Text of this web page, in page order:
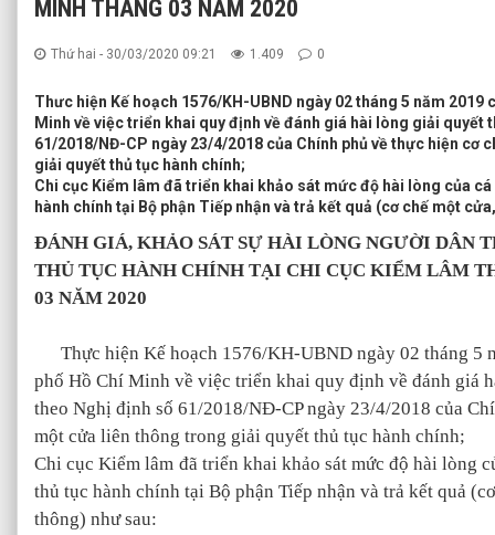
MINH THÁNG 03 NĂM 2020
Thứ hai - 30/03/2020 09:21 1.409 0
Thưc hiện Kế hoạch 1576/KH-UBND ngày 02 tháng 5 năm 2019
Minh về việc triển khai quy định về đánh giá hài lòng giải quyết
61/2018/NĐ-CP ngày 23/4/2018 của Chính phủ về thực hiện cơ
giải quyết thủ tục hành chính;
Chi cục Kiểm lâm đã triển khai khảo sát mức độ hài lòng của
hành chính tại Bộ phận Tiếp nhận và trả kết quả (cơ chế một
ĐÁNH GIÁ, KHẢO SÁT SỰ HÀI LÒNG NGƯỜI DÂN
THỦ TỤC HÀNH CHÍNH TẠI CHI CỤC KIỂM LÂM
03 NĂM 2020
Thực hiện Kế hoạch 1576/KH-UBND ngày 02 tháng 5
phố Hồ Chí Minh về việc triển khai quy định về đánh giá
theo Nghị định số 61/2018/NĐ-CP ngày 23/4/2018 của
một cửa liên thông trong giải quyết thủ tục hành chính;
Chi cục Kiểm lâm đã triển khai khảo sát mức độ hài lòng
thủ tục hành chính tại Bộ phận Tiếp nhận và trả kết quả
thông) như sau: